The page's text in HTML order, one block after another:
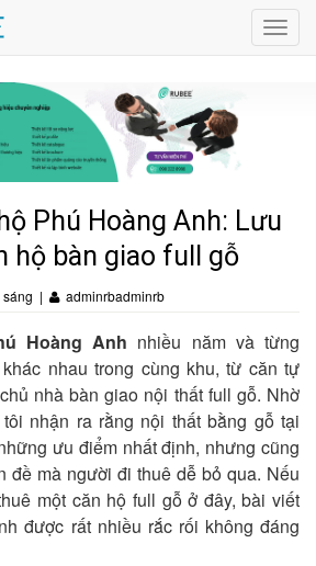
Phú Hoàng Anh: Lưu
hộ bàn giao full gỗ
| adminrbadminrb
Hoàng Anh nhiều năm và từng
nhau trong cùng khu, từ căn tự
nhà bàn giao nội thất full gỗ. Nhờ
nhận ra rằng nội thất bằng gỗ tại
ưu điểm nhất định, nhưng cũng
đề mà người đi thuê dễ bỏ qua. Nếu
một căn hộ full gỗ ở đây, bài viết
được rất nhiều rắc rối không đáng